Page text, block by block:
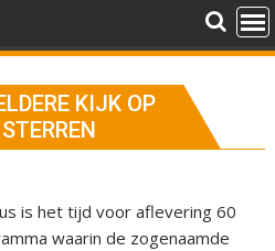
KIJK OP
is het tijd voor aflevering 60
waarin de zogenaamde